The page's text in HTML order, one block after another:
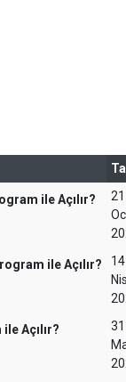
ile Açılır?
21
ile Açılır?
14
Açılır?
31